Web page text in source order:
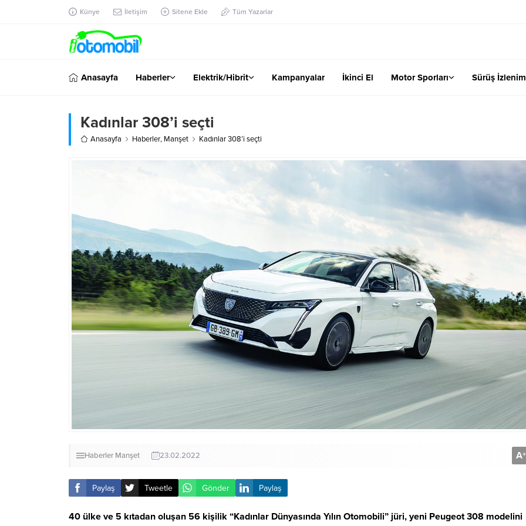
Künye İletişim Sitene Ekle Tüm Yazarlar
Anasayfa Haberler Elektrik/Hibrit Kampanyalar İkinci El Motor Sporları Sürüş
Kadınlar 308’i seçti
Anasayfa Haberler, Manşet Kadınlar 308’i seçti
Haberler Manşet 23.02.2022 A+
Paylaş Tweetle Gönder Paylaş
40 ülke ve 5 kıtadan oluşan 56 kişilik “Kadınlar Dünyasında Yılın Otomobili” jüri, yeni Peugeot 308 modelini